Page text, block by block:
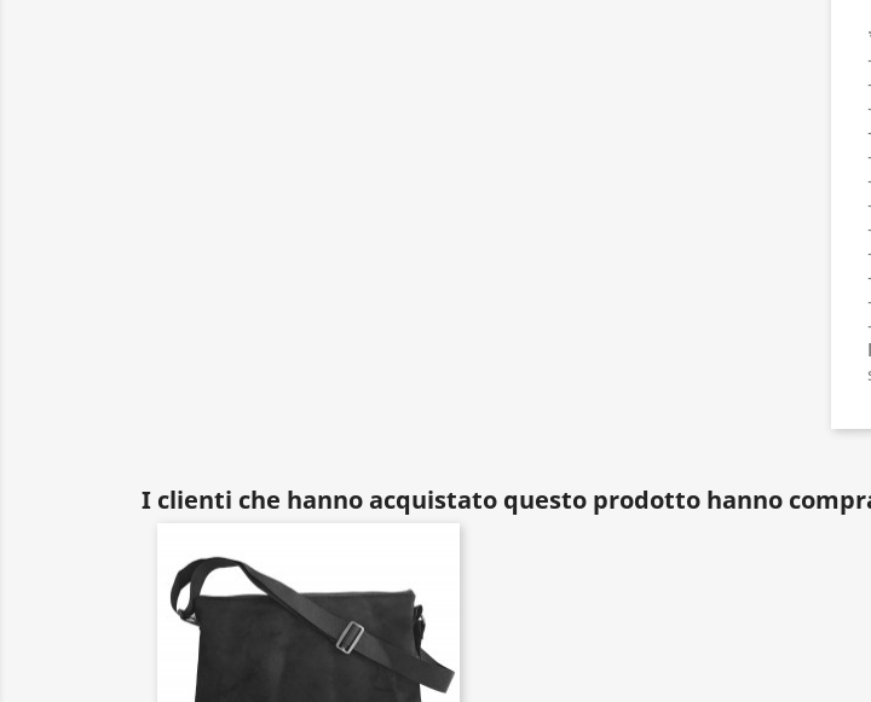
I clienti che hanno acquistato questo prodotto hanno